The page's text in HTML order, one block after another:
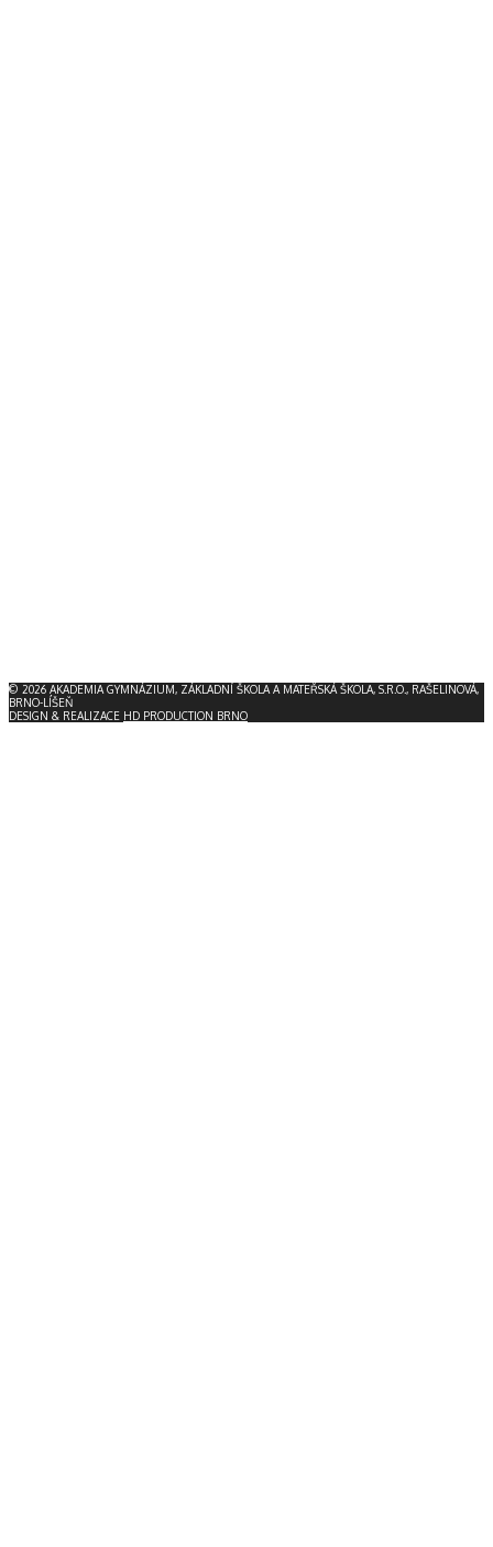
© 2026 AKADEMIA GYMNÁZIUM, ZÁKLADNÍ ŠKOLA A MATEŘSKÁ ŠKOLA, S.R.O., RAŠELINOVÁ,
BRNO-LÍŠEŇ
DESIGN & REALIZACE HD PRODUCTION BRNO